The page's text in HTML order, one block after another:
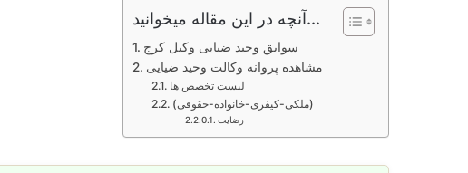
آنچه در این مقاله میخوانید...
سوابق وحید ضیایی وکیل کرج
مشاهده پروانه وکالت وحید ضیایی
لیست تخصص ها
(ملکی-کیفری-خانواده-حقوقی)
رضایت